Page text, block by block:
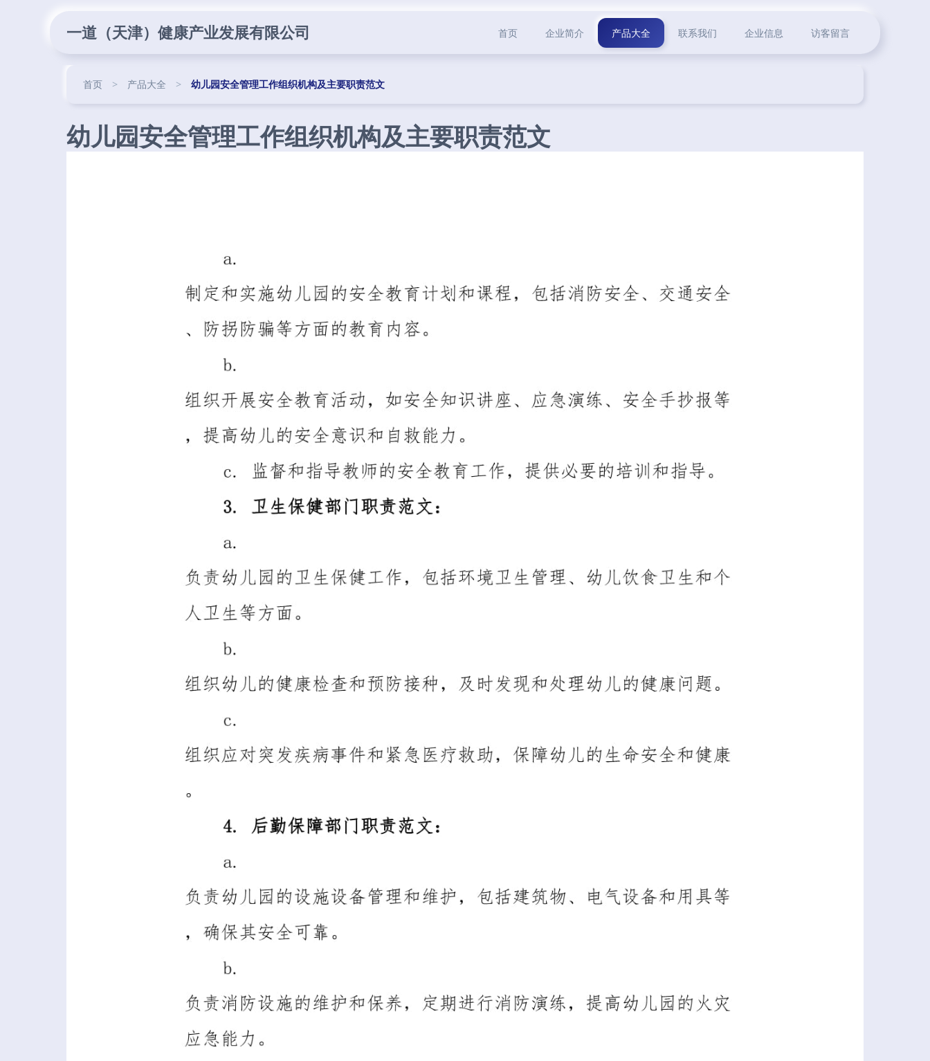
一道（天津）健康产业发展有限公司 首页 企业简介 产品大全 联系我们 企业信息 访客留言
首页 > 产品大全 > 幼儿园安全管理工作组织机构及主要职责范文
幼儿园安全管理工作组织机构及主要职责范文